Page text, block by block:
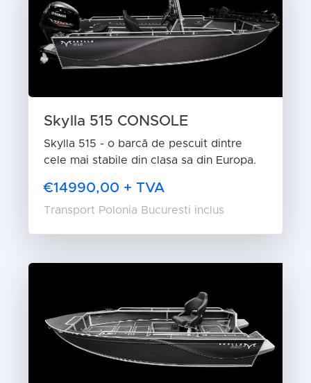
Skylla 515 CONSOLE
Skylla 515 - o barcă de pescuit dintre
cele mai stabile din clasa sa din Europa.
€14990,00 + TVA
Transport Polonia Bucuresti inclus